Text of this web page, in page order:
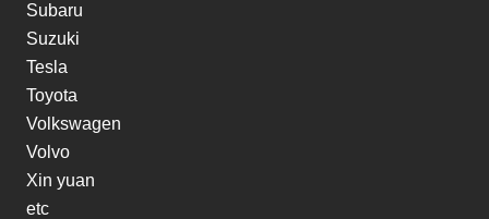
Subaru
Suzuki
Tesla
Toyota
Volkswagen
Volvo
Xin yuan
etc